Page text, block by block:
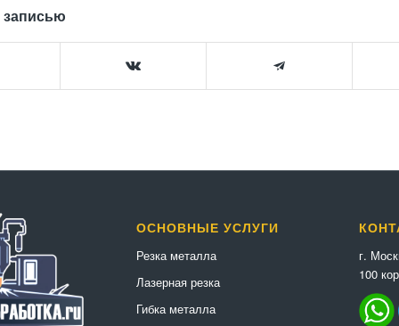
записью
ОСНОВНЫЕ УСЛУГИ
Резка металла
Лазерная резка
Гибка металла
г.
100